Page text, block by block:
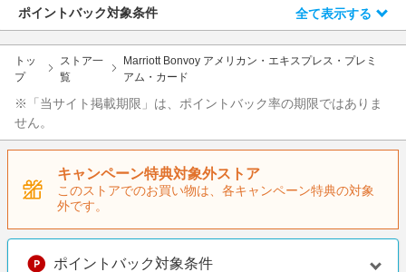
インテリア・寝具
ペット・花・DIY・車
旅行・レジャー・ホテル予約
生活・お役立ち
金融・マネー・保険
デジタルコンテンツ
ビジネス・その他サービス
わくわく夏特集
とことん買い物チャレンジ
Apple公式サイト×楽天カード分割払い
Qoo10メガポ
Samsung ボーナスキャンペーン
週末の高還元 夏の長期版
ポイントバック対象条件 全て表示する
トッ
プ
ストア一
覧
Marriott Bonvoy アメリカン・エキスプレス・プレミ
アム・カード
※「当サイト掲載期限」は、ポイントバック率の期限ではありま
せん。
キャンペーン特典対象外ストア
このストアでのお買い物は、各キャンペーン特典の対象
外です。
ポイントバック対象条件